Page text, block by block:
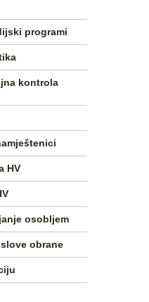
programi
kontrola
HV
osobljem
obrane